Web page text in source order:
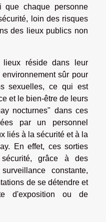
que chaque personne
loin des risques
des lieux publics non
réside dans leur
sûr pour
sexuelles, ce qui est
et le bien-être de leurs
nocturnes" dans ces
par un personnel
liés à la sécurité et à la
En effet, ces sorties
grâce à des
constante,
de se détendre et
d'exposition ou de